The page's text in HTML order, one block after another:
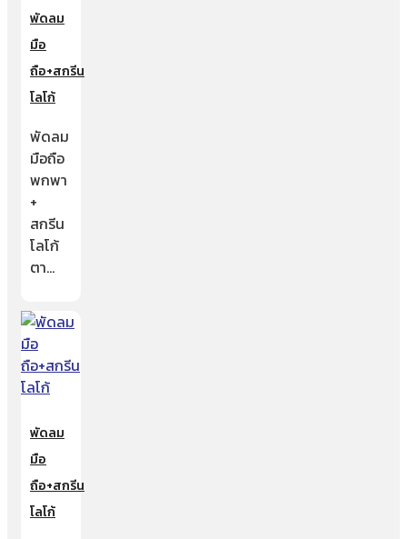
พัดลม
มือ
ถือ+สกรีน
โลโก้
พัดลม
มือถือ
พกพา
+
สกรีน
โลโก้
ตา…
พัดลม
มือ
ถือ+สกรีน
โลโก้